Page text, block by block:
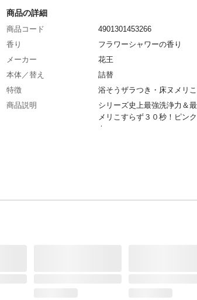
商品の詳細
商品コード
4901301453266
香り
フラワーシャワーの香り
メーカー
花王
本体／替え
詰替
特徴
浴そうザラつき・床ヌメリ
商品説明
シリーズ史上最強洗浄力＆
メリこすらず３０秒！ピン
も。